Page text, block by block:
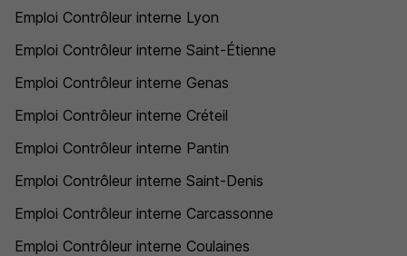
Emploi Contrôleur interne Lyon
Emploi Contrôleur interne Saint-Étienne
Emploi Contrôleur interne Genas
Emploi Contrôleur interne Créteil
Emploi Contrôleur interne Pantin
Emploi Contrôleur interne Saint-Denis
Emploi Contrôleur interne Carcassonne
Emploi Contrôleur interne Coulaines